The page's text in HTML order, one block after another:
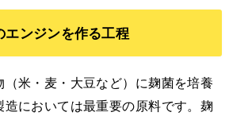
エンジンを作る工程
米・麦・大豆など）に麹菌を培養
造においては最重要の原料です。麹